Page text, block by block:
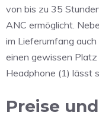
von bis zu 35
ANC ermöglicht.
im Lieferumfang
einen gewissen
Headphone (1) lässt
Preise